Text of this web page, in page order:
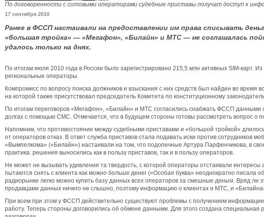
По договоренности с сотовыми операторами судебные приставы получат доступ к
17 сентября 2010
Ранее в ФССП настаивали на предоставлении им права списывать
«большая тройка» — «Мегафон», «Билайн» и МТС — не соглашалась
удалось только на днях.
По итогам июля 2010 года в России было зарегистрировано 215,5 млн активных SIM-
региональные операторы.
Компромисс по вопросу поиска должников и взыскания с них средств был найден во
на которой также присутствовал председатель Комитета по конституционному
По итогам переговоров «Мегафон», «Билайн» и МТС согласились снабжать ФССП данными
долгах с помощью СМС. Отмечается, что в будущем стороны готовы рассмотреть вопрос о
Напомним, что противостояние между судебными приставами и «большой тройкой»
от операторов отказ. В ответ служба приставов стала подавать иски против
«Вымпелкома» («Билайн») настаивали на том, что подопечные Артура Парфенчикова, в
практика: решения выносились как в пользу приставов, так и в пользу операторов.
Не может не вызывать удивления та твердость, с которой операторы отстаивали
пытаются снять с клиента как можно больше денег («Особая буква» неоднократно писала об
радиорынке легко можно купить базу данных всех операторов за смешные деньги. Вряд
продавцами данных ничего не слышно, поэтому информацию о клиентах и МТС, и
При всем при этом у ФССП действительно существуют проблемы с получением
работу. Теперь стороны договорились об обмене данными. Для этого создана